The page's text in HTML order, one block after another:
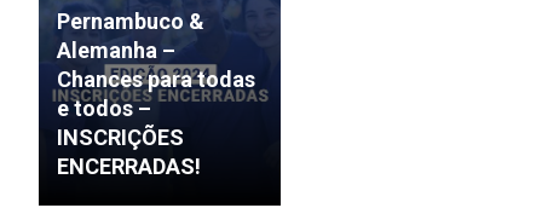
Pernambuco &
Alemanha –
Chances para todas
e todos –
INSCRIÇÕES
ENCERRADAS!